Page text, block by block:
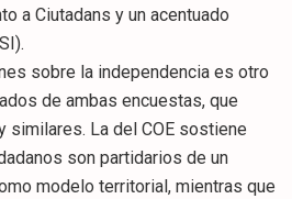
a Ciutadans y un acentuado
sobre la independencia es otro
de ambas encuestas, que
similares. La del COE sostiene
son partidarios de un
modelo territorial, mientras que